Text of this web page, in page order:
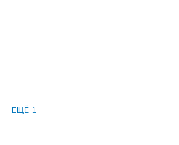
ЕЩЁ 1